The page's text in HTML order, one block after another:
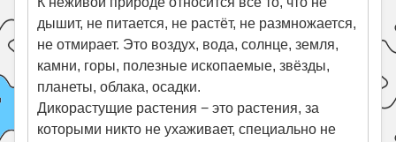
дышит, не питается, не растёт, не размножается,
не отмирает. Это воздух, вода, солнце, земля,
камни, горы, полезные ископаемые, звёзды,
планеты, облака, осадки.
Дикорастущие растения − это растения, за
которыми никто не ухаживает, специально не